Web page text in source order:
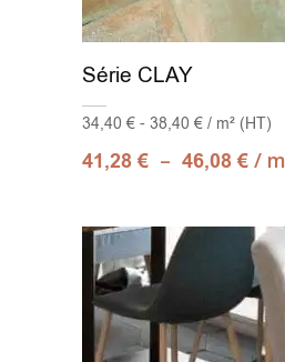
Mur 30x61
Stripes 24x75
Série CLAY
34,40 € - 38,40 € / m² (HT)
41,28€ – 46,08€ / m